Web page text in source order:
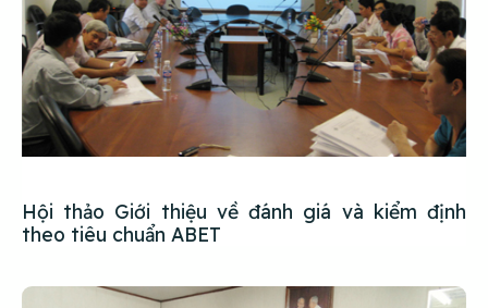
Hội thảo Giới thiệu về đánh giá và kiểm định
theo tiêu chuẩn ABET